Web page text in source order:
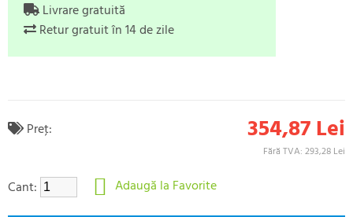
Livrare gratuită
Retur gratuit în 14 de zile
Preţ: 354,87 Lei
Fără TVA: 293,28 Lei
Cant: Adaugă la Favorite